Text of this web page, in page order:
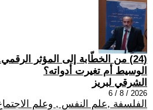
(24) من الخطّابة إلى المؤثر
الوسيط أم تغيرت أدواته؟
الشرقي لبريز
2026 / 8 / 6
الفلسفة ,علم النفس , وعلم